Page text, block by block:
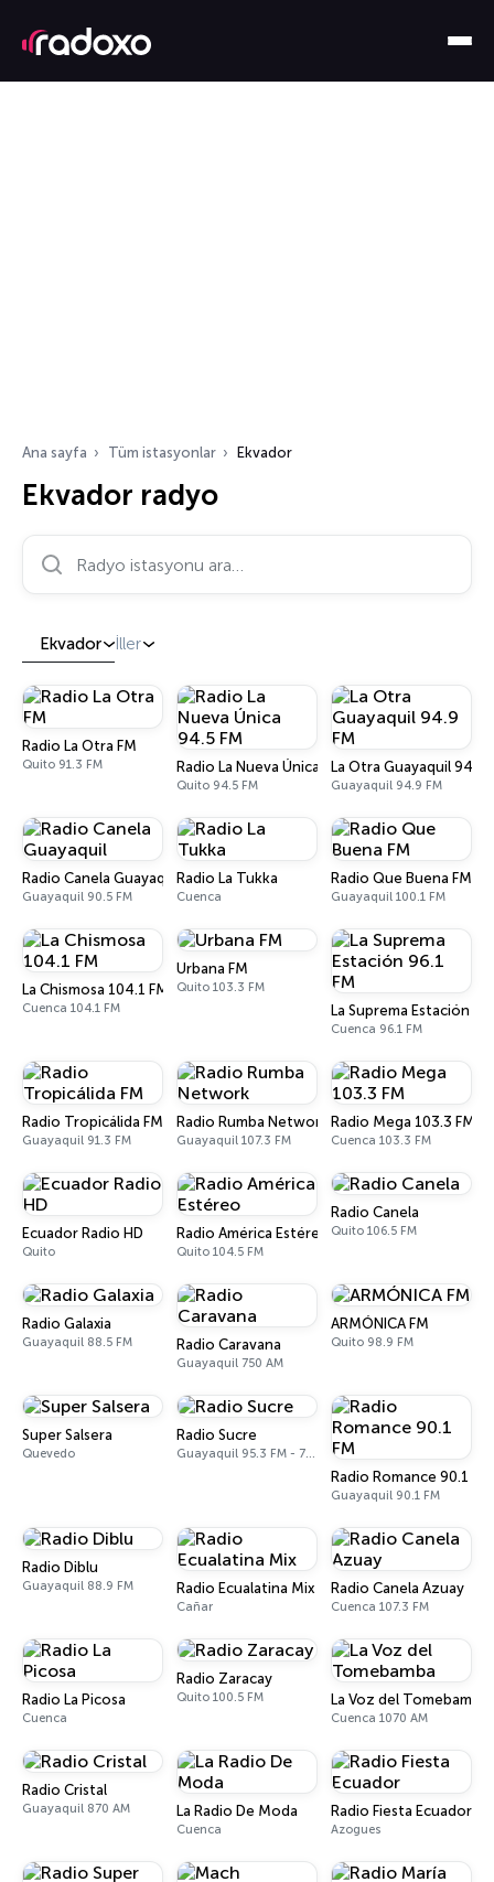
Ana sayfa Tüm istasyonlar Ekvador
Ekvador radyo
Radyo istasyonu ara…
Ekvador İller
Radio La Otra FM
Quito 91.3 FM Radio La Nueva Única 94.5 FM
Quito 94.5 FM
La Otra Guayaquil 94.9
Guayaquil 94.9 FM
Radio Canela Guayaquil
Guayaquil 90.5 FM
Radio La Tukka
Cuenca
Radio Que Buena FM
Guayaquil 100.1 FM
La Chismosa 104.1 FM
Cuenca 104.1 FM
Urbana FM
Quito 103.3 FM
La Suprema Estación
Cuenca 96.1 FM
Radio Tropicálida FM
Guayaquil 91.3 FM
Radio Rumba Network
Guayaquil 107.3 FM
Radio Mega 103.3 FM
Cuenca 103.3 FM
Ecuador Radio HD
Quito
Radio América Estéreo
Quito 104.5 FM
Radio Canela
Quito 106.5 FM
Radio Galaxia
Guayaquil 88.5 FM Radio Caravana
Guayaquil 750 AM
ARMÓNICA FM
Quito 98.9 FM
Super Salsera
Quevedo
Radio Sucre
Guayaquil 95.3 FM - 700 AM
Radio Romance 90.1 FM
Guayaquil 90.1 FM
Radio Diblu
Guayaquil 88.9 FM Radio Ecualatina Mix
Cañar
Radio Canela Azuay
Cuenca 107.3 FM
Radio La Picosa
Cuenca
Radio Zaracay
Quito 100.5 FM La Voz del Tomebamba
Cuenca 1070 AM
Radio Cristal
Guayaquil 870 AM La Radio De Moda
Cuenca
Radio Fiesta Ecuador
Azogues